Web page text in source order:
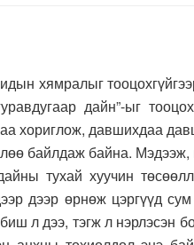
хямралыг
дайн”-ыг
хориглож, давшихдаа
байлдаж байна. Мэдээж,
тухай хуучин
дээр өрнөж цэргүүд
л дээ, тэгж л нэрлэсэн